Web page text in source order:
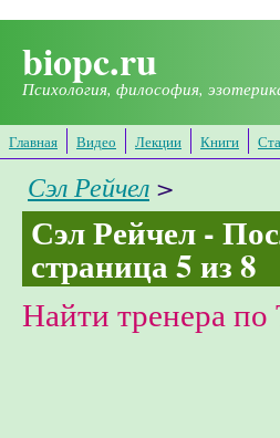
biopc.ru
Психология, философия,
Главная Видео Лекции Книги
Сэл Рейчел >
Сэл Рейчел -
страница 5 из 8
Найти тренера